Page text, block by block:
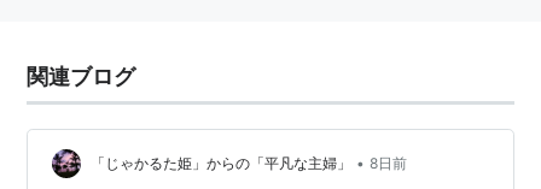
関連ブログ
「じゃかるた姫」からの「平凡な主婦」 • 8日前